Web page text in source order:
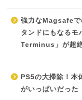
強力なMagsafeで
タンドにもなる
Terminus」が超
PS5の大掃除！本
がいっぱいだった